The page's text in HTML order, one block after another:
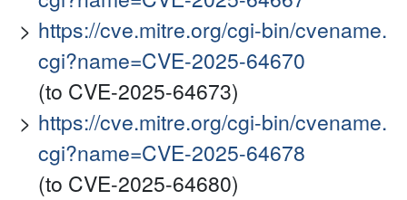
https://cve.mitre.org/cgi-bin/cvename.
cgi?name=CVE-2025-64670
(to CVE-2025-64673)
https://cve.mitre.org/cgi-bin/cvename.
cgi?name=CVE-2025-64678
(to CVE-2025-64680)